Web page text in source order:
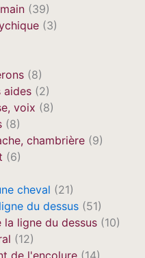
(39)
(3)
(8)
aides (2)
voix (8)
(8)
chambrière (9)
(6)
cheval (21)
du dessus (51)
la ligne du dessus (10)
(12)
de l'encolure (14)